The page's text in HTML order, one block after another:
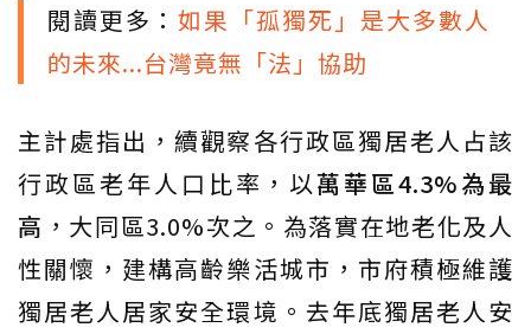
閱讀更多： 如果「孤獨死」是大多數人
的未來...台灣竟無「法」協助
主計處指出，續觀察各行政區獨居老人占該
行政區老年人口比率，以萬華區4.3%為最
高 ，大同區3.0%次之。為落實在地老化及人
性關懷，建構高齡樂活城市，市府積極維護
獨居老人居家安全環境。去年底獨居老人安